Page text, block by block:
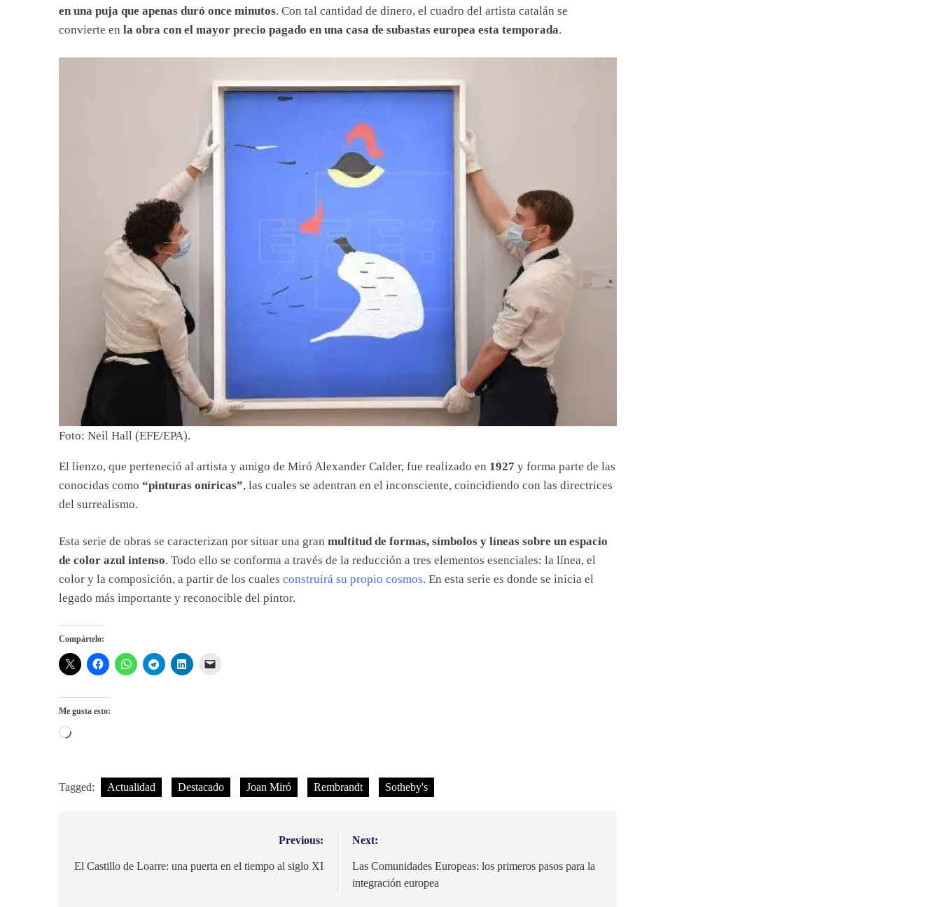
en una puja que apenas duró once minutos. Con tal cantidad de dinero, el cuadro del artista catalán se
convierte en la obra con el mayor precio pagado en una casa de subastas europea esta temporada.
Foto: Neil Hall (EFE/EPA).
El lienzo, que perteneció al artista y amigo de Miró Alexander Calder, fue realizado en 1927 y forma parte de las
conocidas como “pinturas oníricas”, las cuales se adentran en el inconsciente, coincidiendo con las directrices
del surrealismo.
Esta serie de obras se caracterizan por situar una gran multitud de formas, símbolos y líneas sobre un espacio
de color azul intenso. Todo ello se conforma a través de la reducción a tres elementos esenciales: la línea, el
color y la composición, a partir de los cuales construirá su propio cosmos. En esta serie es donde se inicia el
legado más importante y reconocible del pintor.
Compártelo:
Me gusta esto:
Cargando...
Tagged: Actualidad Destacado Joan Miró Rembrandt Sotheby's
de
Previous:
El Castillo de Loarre: una puerta en el tiempo al siglo XI
Next:
Las Comunidades Europeas: los primeros pasos para la
integración europea